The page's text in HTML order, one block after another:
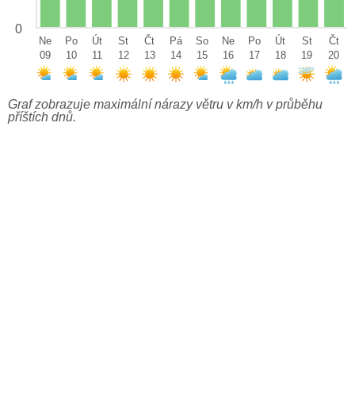
0
Ne
09
Po
10
Út
11
St
12
Čt
13
Pá
14
So
15
Ne
16
Po
17
Út
18
St
19
Čt
20
Graf zobrazuje maximální nárazy větru v km/h v průběhu
příštích dnů.